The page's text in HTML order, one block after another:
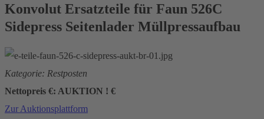
Konvolut Ersatzteile für Faun 526C
Sidepress Seitenlader Müllpressaufbau
Kategorie: Restposten
Nettopreis €: AUKTION ! €
Zur Auktionsplattform